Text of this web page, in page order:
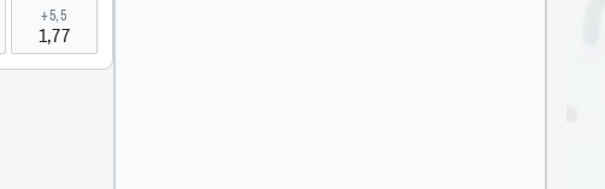
+5,5
1,77